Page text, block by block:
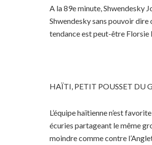
A la 89e minute, Shwendesky
Shwendesky sans pouvoir dire
tendance est peut-être Florsie
HAÏTI, PETIT POUSSET DU
L’équipe haïtienne n’est
écuries partageant le même
moindre comme contre